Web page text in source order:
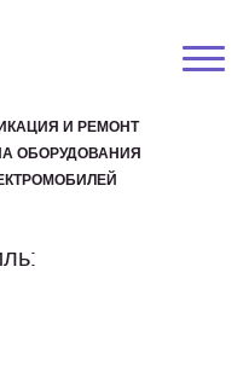
И РЕМОНТ
ОБОРУДОВАНИЯ